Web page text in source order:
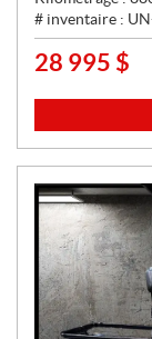
# inventaire :
P
X
:
28 995 $